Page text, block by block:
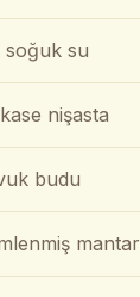
soğuk su
nişasta
budu
mantar